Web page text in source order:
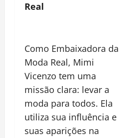
Real
Como Embaixadora da
Moda Real, Mimi
Vicenzo tem uma
missão clara: levar a
moda para todos. Ela
utiliza sua influência e
suas aparições na